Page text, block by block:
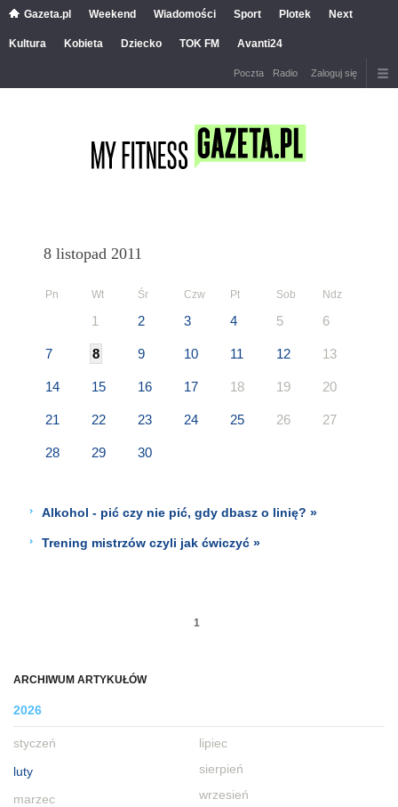
Gazeta.pl Weekend Wiadomości Sport Plotek Next
Kultura Kobieta Dziecko TOK FM Avanti24
Poczta Radio Zaloguj się
ARCHIWUM ARTYKUŁÓW
2026
styczeń
luty
marzec
lipiec
sierpień
wrzesień
8 listopad 2011
Pn Wt Śr Czw Pt Sob Ndz
1 2 3 4 5 6
7 8 9 10 11 12 13
14 15 16 17 18 19 20
21 22 23 24 25 26 27
28 29 30
Alkohol - pić czy nie pić, gdy dbasz o linię? »
Trening mistrzów czyli jak ćwiczyć »
1